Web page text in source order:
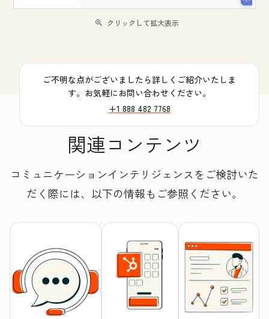
クリックして拡大表示
ご不明な点がございましたら詳しくご紹介いたしま
す。お気軽にお問い合わせください。
+1 888 482 7768
関連コンテンツ
コミュニケーションインテリジェンスをご検討いた
だく際には、以下の情報もご参照ください。